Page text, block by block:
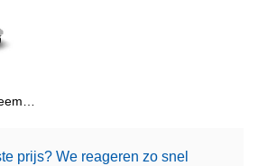
prijs? We reageren zo snel